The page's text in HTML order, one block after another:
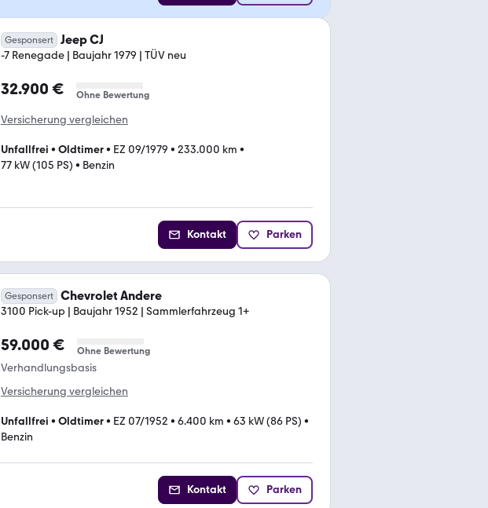
Gesponsert Jeep CJ
-7 Renegade | Baujahr 1979 | TÜV neu
32.900 € Ohne Bewertung
Versicherung vergleichen
Unfallfrei • Oldtimer• EZ 09/1979 • 233.000 km •
77 kW (105 PS) • Benzin
Kontakt Parken
Gesponsert Chevrolet Andere
3100 Pick-up | Baujahr 1952 | Sammlerfahrzeug 1+
59.000 € Ohne Bewertung
Verhandlungsbasis
Versicherung vergleichen
Unfallfrei • Oldtimer• EZ 07/1952 • 6.400 km • 63 kW (86 PS) •
Benzin
Kontakt Parken